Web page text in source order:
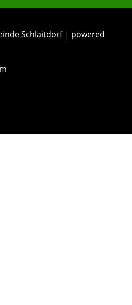
Schlaitdorf | powered